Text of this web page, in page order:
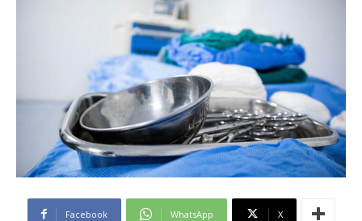
Facebook WhatsApp X